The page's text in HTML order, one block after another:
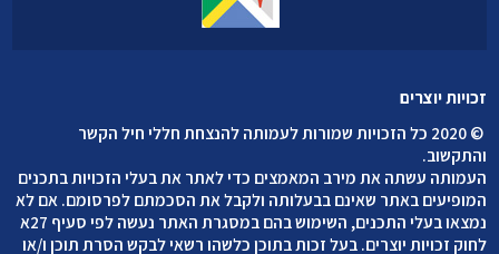
זכויות יוצרים
©
2020 כל הזכויות שמורות לעמותה להנצחת חללי חיל הקשר
והתקשוב.
העמותה עשתה את מירב המאמצים כדי לאתר את בעלי הזכויות בתכנים
המופיעים באתר שאינם בבעלותה ולקבל את הסכמתם לפרסומם. אם לא
נמצאו בעלי התכנים, השימוש בהם במסגרת האתר נעשה לפי סעיף 27א
לחוק זכויות יוצרים. בעל זכות בתוכן כלשהו רשאי לבקש הסרת תוכן ו/או